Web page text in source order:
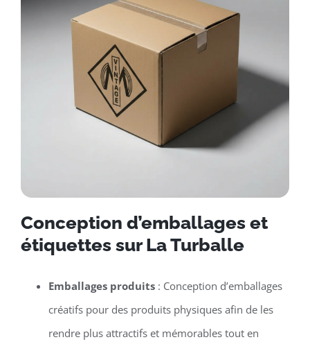
Conception d’emballages et
étiquettes sur La Turballe
Emballages produits: Conception d’emballages
créatifs pour des produits physiques afin de les
rendre plus attractifs et mémorables tout en